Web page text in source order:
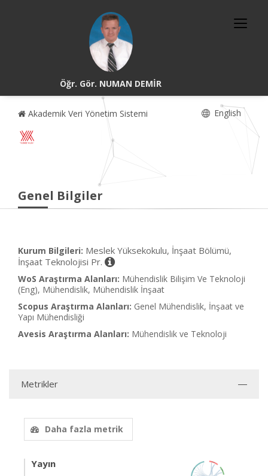
Öğr. Gör. NUMAN DEMİR
Akademik Veri Yönetim Sistemi English
Genel Bilgiler
Kurum Bilgileri: Meslek Yüksekokulu, İnşaat Bölümü,
İnşaat Teknolojisi Pr.
WoS Araştırma Alanları: Mühendislik Bilişim Ve Teknoloji
(Eng), Mühendislik, Mühendislik İnşaat
Scopus Araştırma Alanları: Genel Mühendislik, İnşaat ve
Yapı Mühendisliği
Avesis Araştırma Alanları: Mühendislik ve Teknoloji
Metrikler
Daha fazla metrik
Yayın